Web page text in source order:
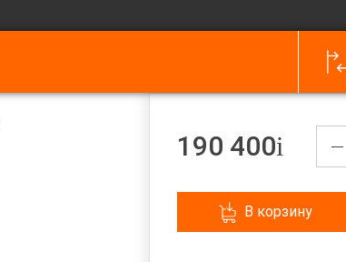
190 400
В корзину